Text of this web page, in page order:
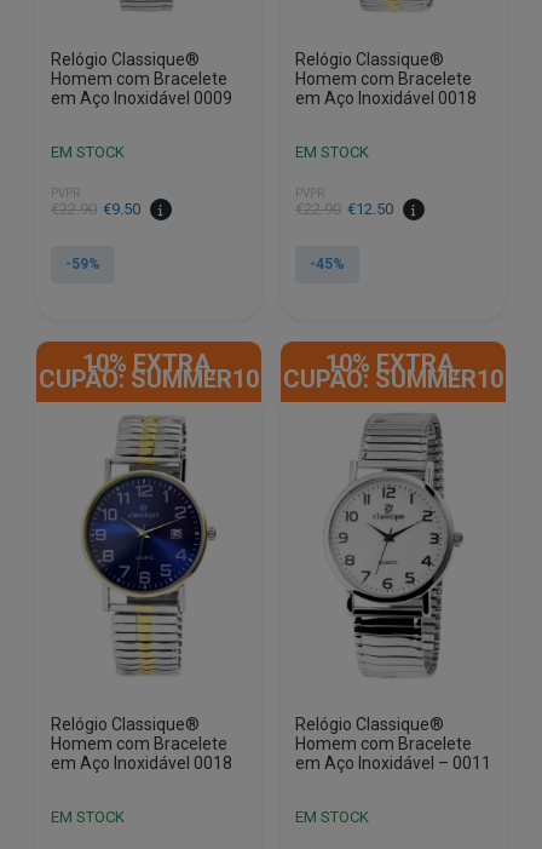
Relógio Classique®
Homem com Bracelete
em Aço Inoxidável 0009
EM STOCK
PVPR
€22.90
O
original
€9.50
O
atual
-59%
Relógio Classique®
Homem com Bracelete
em Aço Inoxidável 0018
EM STOCK
PVPR
€22.90
O
original
€12.50
O
atual
-45%
10% EXTRA,
CUPÃO: SUMMER10
Relógio Classique®
Homem com Bracelete
em Aço Inoxidável 0018
EM STOCK
10% EXTRA,
CUPÃO: SUMMER10
Relógio Classique®
Homem com Bracelete
em Aço Inoxidável – 0011
EM STOCK